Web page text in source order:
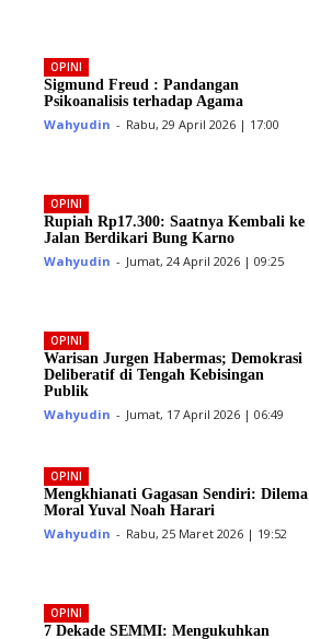
OPINI
Sigmund Freud : Pandangan
Psikoanalisis terhadap Agama
Wahyudin - Rabu, 29 April 2026 | 17:00
OPINI
Rupiah Rp17.300: Saatnya Kembali ke
Jalan Berdikari Bung Karno
Wahyudin - Jumat, 24 April 2026 | 09:25
OPINI
Warisan Jurgen Habermas; Demokrasi
Deliberatif di Tengah Kebisingan
Publik
Wahyudin - Jumat, 17 April 2026 | 06:49
OPINI
Mengkhianati Gagasan Sendiri: Dilema
Moral Yuval Noah Harari
Wahyudin - Rabu, 25 Maret 2026 | 19:52
OPINI
7 Dekade SEMMI: Mengukuhkan